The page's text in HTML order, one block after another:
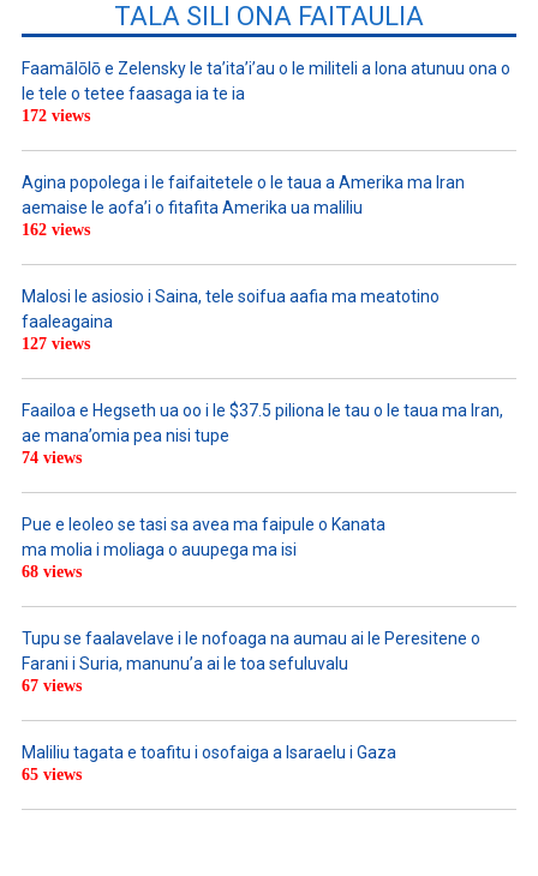
TALA SILI ONA FAITAULIA
Faamālōlō e Zelensky le ta’ita’i’au o le militeli a lona atunuu ona o
le tele o tetee faasaga ia te ia
172 views
Agina popolega i le faifaitetele o le taua a Amerika ma Iran
aemaise le aofa’i o fitafita Amerika ua maliliu
162 views
Malosi le asiosio i Saina, tele soifua aafia ma meatotino
faaleagaina
127 views
Faailoa e Hegseth ua oo i le $37.5 piliona le tau o le taua ma Iran,
ae mana’omia pea nisi tupe
74 views
Pue e leoleo se tasi sa avea ma faipule o Kanata
ma molia i moliaga o auupega ma isi
68 views
Tupu se faalavelave i le nofoaga na aumau ai le Peresitene o
Farani i Suria, manunu’a ai le toa sefuluvalu
67 views
Maliliu tagata e toafitu i osofaiga a Isaraelu i Gaza
65 views